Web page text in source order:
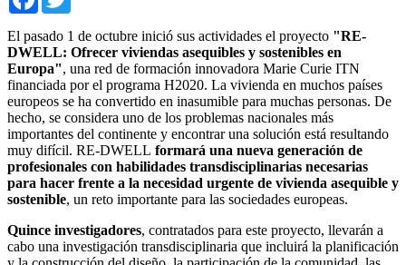
El pasado 1 de octubre inició sus actividades el proyecto "RE-
DWELL: Ofrecer viviendas asequibles y sostenibles en
Europa", una red de formación innovadora Marie Curie ITN
financiada por el programa H2020. La vivienda en muchos países
europeos se ha convertido en inasumible para muchas personas. De
hecho, se considera uno de los problemas nacionales más
importantes del continente y encontrar una solución está resultando
muy difícil. RE-DWELL formará una nueva generación de
profesionales con habilidades transdisciplinarias necesarias
para hacer frente a la necesidad urgente de vivienda asequible y
sostenible, un reto importante para las sociedades europeas.
Quince investigadores, contratados para este proyecto, llevarán a
cabo una investigación transdisciplinaria que incluirá la planificación